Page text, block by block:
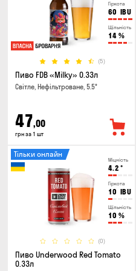
Гіркота
60 IBU
Щільність
14 %
(5)
Пиво FDB «Milky» 0.33л
Світле, Нефільтроване, 5.5°
47,00
грн за 1 шт
Міцність
4.2 °
Гіркота
10 IBU
Щільність
10 %
(0)
Тільки онлайн
Пиво Underwood Red Tomato
0.33л